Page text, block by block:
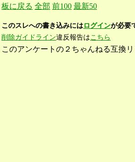
板に戻る 全部 前100 最新50
このスレへの書き込みにはログインが必要
削除ガイドライン違反報告はこちら
このアンケートの２ちゃんねる互換